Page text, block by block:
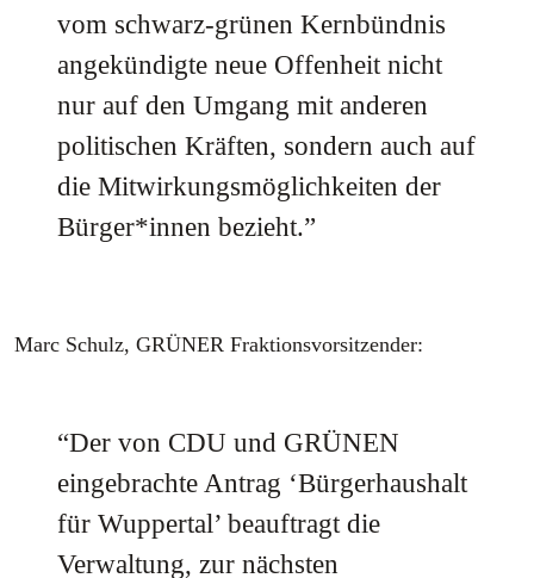
vom schwarz-grünen Kernbündnis
angekündigte neue Offenheit nicht
nur auf den Umgang mit anderen
politischen Kräften, sondern auch auf
die Mitwirkungsmöglichkeiten der
Bürger*innen bezieht.”
Marc Schulz, GRÜNER Fraktionsvorsitzender:
“Der von CDU und GRÜNEN
eingebrachte Antrag ‘Bürgerhaushalt
für Wuppertal’ beauftragt die
Verwaltung, zur nächsten